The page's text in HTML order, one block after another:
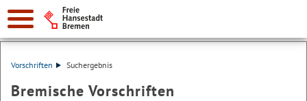
Vorschriften Suchergebnis
Bremische Vorschriften